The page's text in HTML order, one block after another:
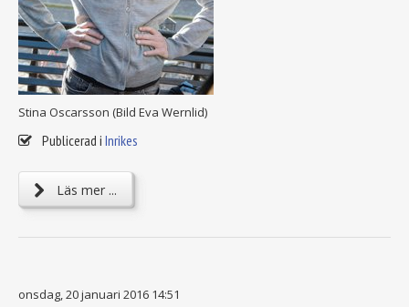
Stina Oscarsson (Bild Eva Wernlid)
Publicerad i Inrikes
Läs mer ...
onsdag, 20 januari 2016 14:51